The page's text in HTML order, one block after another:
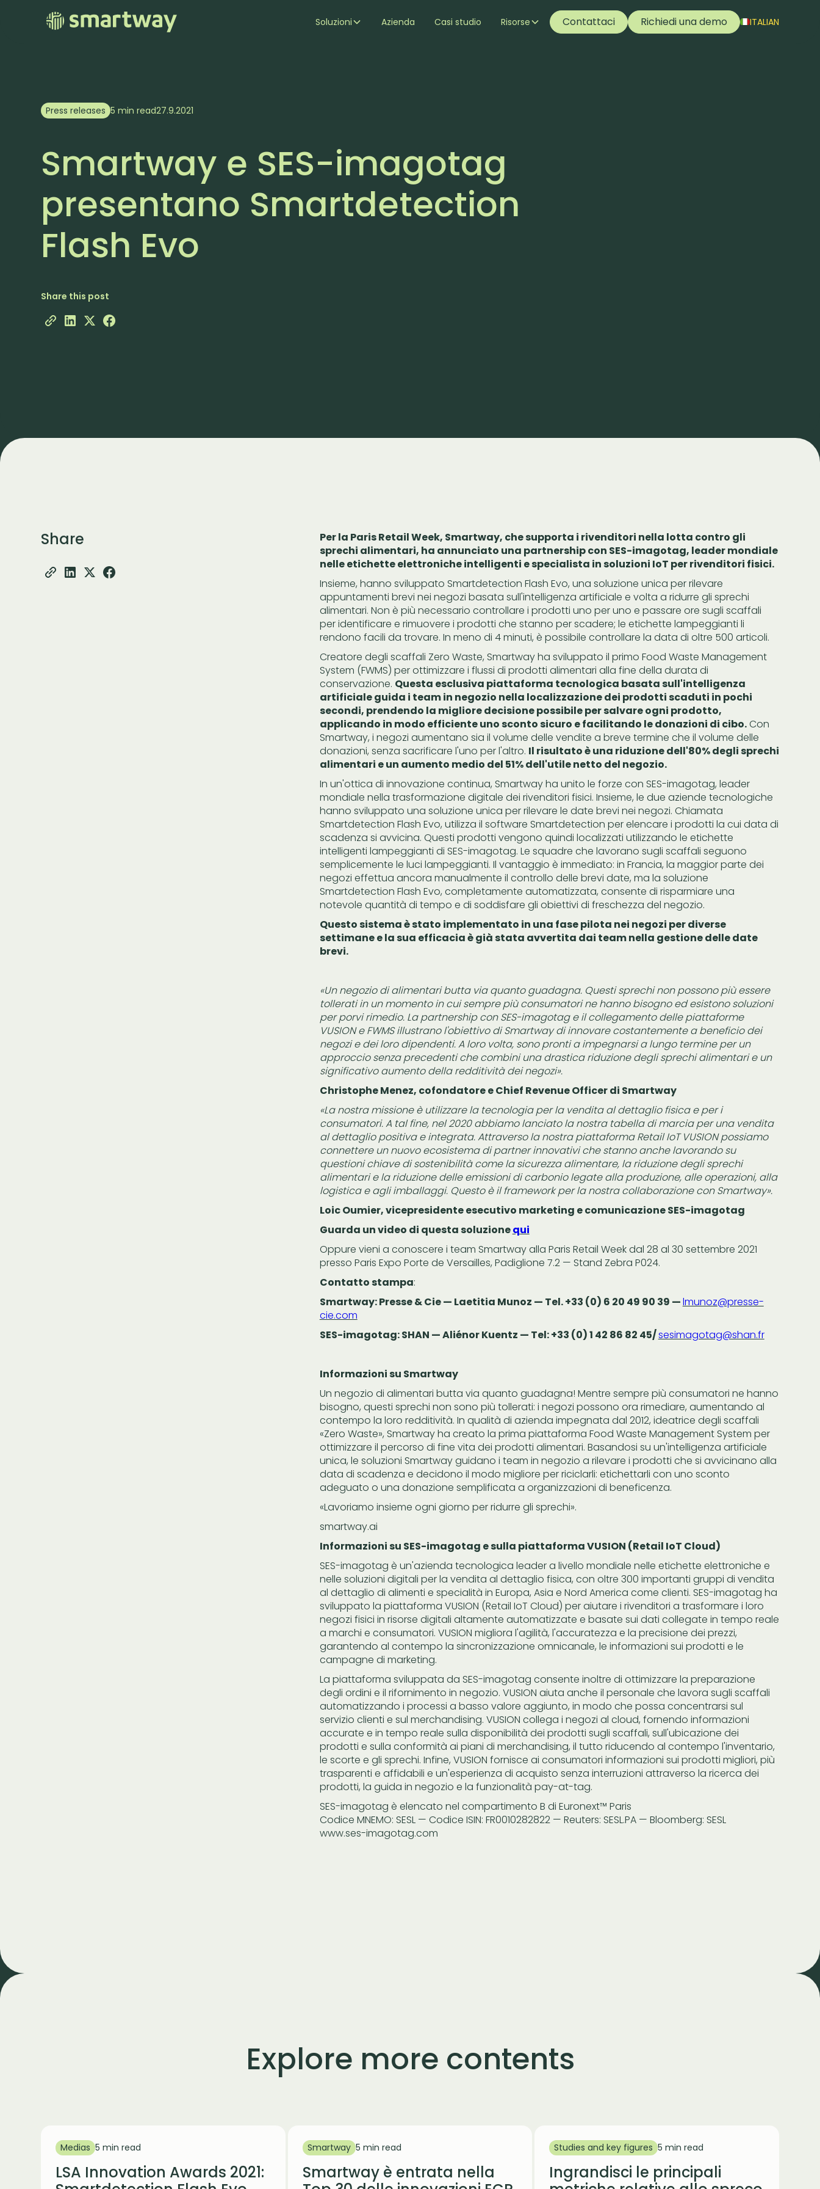
Soluzioni Azienda Casi studio Risorse Contattaci Richiedi una demo ITALIAN
Press releases 5 min read27.9.2021
Smartway e SES-imagotag
presentano Smartdetection
Flash Evo
Share this post
Share
Per la Paris Retail Week, Smartway, che supporta i rivenditori nella lotta contro gli
sprechi alimentari, ha annunciato una partnership con SES-imagotag, leader mondiale
nelle etichette elettroniche intelligenti e specialista in soluzioni IoT per rivenditori fisici.
Insieme, hanno sviluppato Smartdetection Flash Evo, una soluzione unica per rilevare
appuntamenti brevi nei negozi basata sull'intelligenza artificiale e volta a ridurre gli sprechi
alimentari. Non è più necessario controllare i prodotti uno per uno e passare ore sugli scaffali
per identificare e rimuovere i prodotti che stanno per scadere; le etichette lampeggianti li
rendono facili da trovare. In meno di 4 minuti, è possibile controllare la data di oltre 500 articoli.
Creatore degli scaffali Zero Waste, Smartway ha sviluppato il primo Food Waste Management
System (FWMS) per ottimizzare i flussi di prodotti alimentari alla fine della durata di
conservazione. Questa esclusiva piattaforma tecnologica basata sull'intelligenza
artificiale guida i team in negozio nella localizzazione dei prodotti scaduti in pochi
secondi, prendendo la migliore decisione possibile per salvare ogni prodotto,
applicando in modo efficiente uno sconto sicuro e facilitando le donazioni di cibo.Con
Smartway, i negozi aumentano sia il volume delle vendite a breve termine che il volume delle
donazioni, senza sacrificare l'uno per l'altro. Il risultato è una riduzione dell'80% degli sprechi
alimentari e un aumento medio del 51% dell'utile netto del negozio.
In un'ottica di innovazione continua, Smartway ha unito le forze con SES-imagotag, leader
mondiale nella trasformazione digitale dei rivenditori fisici. Insieme, le due aziende tecnologiche
hanno sviluppato una soluzione unica per rilevare le date brevi nei negozi. Chiamata
Smartdetection Flash Evo, utilizza il software Smartdetection per elencare i prodotti la cui data di
scadenza si avvicina. Questi prodotti vengono quindi localizzati utilizzando le etichette
intelligenti lampeggianti di SES-imagotag. Le squadre che lavorano sugli scaffali seguono
semplicemente le luci lampeggianti. Il vantaggio è immediato: in Francia, la maggior parte dei
negozi effettua ancora manualmente il controllo delle brevi date, ma la soluzione
Smartdetection Flash Evo, completamente automatizzata, consente di risparmiare una
notevole quantità di tempo e di soddisfare gli obiettivi di freschezza del negozio.
Questo sistema è stato implementato in una fase pilota nei negozi per diverse
settimane e la sua efficacia è già stata avvertita dai team nella gestione delle date
brevi.
«Un negozio di alimentari butta via quanto guadagna. Questi sprechi non possono più essere
tollerati in un momento in cui sempre più consumatori ne hanno bisogno ed esistono soluzioni
per porvi rimedio. La partnership con SES-imagotag e il collegamento delle piattaforme
VUSION e FWMS illustrano l'obiettivo di Smartway di innovare costantemente a beneficio dei
negozi e dei loro dipendenti. A loro volta, sono pronti a impegnarsi a lungo termine per un
approccio senza precedenti che combini una drastica riduzione degli sprechi alimentari e un
significativo aumento della redditività dei negozi».
Christophe Menez, cofondatore e Chief Revenue Officer di Smartway
«La nostra missione è utilizzare la tecnologia per la vendita al dettaglio fisica e per i
consumatori. A tal fine, nel 2020 abbiamo lanciato la nostra tabella di marcia per una vendita
al dettaglio positiva e integrata. Attraverso la nostra piattaforma Retail IoT VUSION possiamo
connettere un nuovo ecosistema di partner innovativi che stanno anche lavorando su
questioni chiave di sostenibilità come la sicurezza alimentare, la riduzione degli sprechi
alimentari e la riduzione delle emissioni di carbonio legate alla produzione, alle operazioni, alla
logistica e agli imballaggi. Questo è il framework per la nostra collaborazione con Smartway».
Loic Oumier, vicepresidente esecutivo marketing e comunicazione SES-imagotag
Guarda un video di questa soluzionequi
Oppure vieni a conoscere i team Smartway alla Paris Retail Week dal 28 al 30 settembre 2021
presso Paris Expo Porte de Versailles, Padiglione 7.2 — Stand Zebra P024.
Contatto stampa:
Smartway: Presse & Cie — Laetitia Munoz — Tel. +33 (0) 6 20 49 90 39 —lmunoz@presse-
cie.com
SES-imagotag: SHAN — Aliénor Kuentz — Tel: +33 (0) 1 42 86 82 45/sesimagotag@shan.fr
Informazioni su Smartway
Un negozio di alimentari butta via quanto guadagna! Mentre sempre più consumatori ne hanno
bisogno, questi sprechi non sono più tollerati: i negozi possono ora rimediare, aumentando al
contempo la loro redditività. In qualità di azienda impegnata dal 2012, ideatrice degli scaffali
«Zero Waste», Smartway ha creato la prima piattaforma Food Waste Management System per
ottimizzare il percorso di fine vita dei prodotti alimentari. Basandosi su un'intelligenza artificiale
unica, le soluzioni Smartway guidano i team in negozio a rilevare i prodotti che si avvicinano alla
data di scadenza e decidono il modo migliore per riciclarli: etichettarli con uno sconto
adeguato o una donazione semplificata a organizzazioni di beneficenza.
«Lavoriamo insieme ogni giorno per ridurre gli sprechi».
smartway.ai
Informazioni su SES-imagotag e sulla piattaforma VUSION (Retail IoT Cloud)
SES-imagotag è un'azienda tecnologica leader a livello mondiale nelle etichette elettroniche e
nelle soluzioni digitali per la vendita al dettaglio fisica, con oltre 300 importanti gruppi di vendita
al dettaglio di alimenti e specialità in Europa, Asia e Nord America come clienti. SES-imagotag ha
sviluppato la piattaforma VUSION (Retail IoT Cloud) per aiutare i rivenditori a trasformare i loro
negozi fisici in risorse digitali altamente automatizzate e basate sui dati collegate in tempo reale
a marchi e consumatori. VUSION migliora l'agilità, l'accuratezza e la precisione dei prezzi,
garantendo al contempo la sincronizzazione omnicanale, le informazioni sui prodotti e le
campagne di marketing.
La piattaforma sviluppata da SES-imagotag consente inoltre di ottimizzare la preparazione
degli ordini e il rifornimento in negozio. VUSION aiuta anche il personale che lavora sugli scaffali
automatizzando i processi a basso valore aggiunto, in modo che possa concentrarsi sul
servizio clienti e sul merchandising. VUSION collega i negozi al cloud, fornendo informazioni
accurate e in tempo reale sulla disponibilità dei prodotti sugli scaffali, sull'ubicazione dei
prodotti e sulla conformità ai piani di merchandising, il tutto riducendo al contempo l'inventario,
le scorte e gli sprechi. Infine, VUSION fornisce ai consumatori informazioni sui prodotti migliori, più
trasparenti e affidabili e un'esperienza di acquisto senza interruzioni attraverso la ricerca dei
prodotti, la guida in negozio e la funzionalità pay-at-tag.
SES-imagotag è elencato nel compartimento B di Euronext™ Paris
Codice MNEMO: SESL — Codice ISIN: FR0010282822 — Reuters: SESL.PA — Bloomberg: SESL
www.ses-imagotag.com
Explore more contents
Medias 5 min read
LSA Innovation Awards 2021:
Smartway 5 min read
Smartway è entrata nella
Studies and key figures 5 min read
Ingrandisci le principali